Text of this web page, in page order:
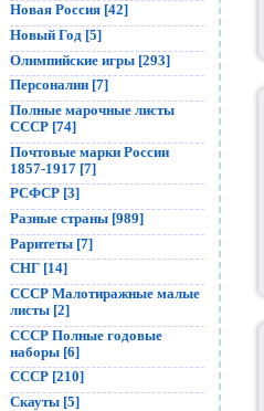
Новая Россия [42]
Новый Год [5]
Олимпийские игры [293]
Персоналии [7]
Полные марочные листы
СССР [74]
Почтовые марки России
1857-1917 [7]
РСФСР [3]
Разные страны [989]
Раритеты [7]
СНГ [14]
СССР Малотиражные малые
листы [2]
СССР Полные годовые
наборы [6]
СССР [210]
Скауты [5]